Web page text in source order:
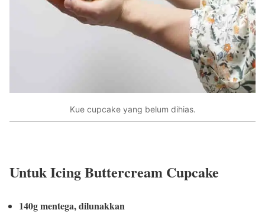
Kue cupcake yang belum dihias.
Untuk Icing Buttercream Cupcake
140g mentega, dilunakkan